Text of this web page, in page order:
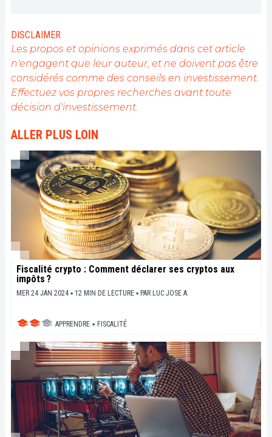
l'engagement de sensibiliser et d'informer le grand
public sur cet écosystème en constante évolution.
Mon objectif est de permettre à chacun de mieux
comprendre la blockchain et de saisir les
opportunités qu'elle offre. Je m'efforce chaque jour
de fournir une analyse objective de l'actualité, de
décrypter les tendances du marché, de relayer les
sociétaux de cette révolution en marche.
DISCLAIMER
Les propos et opinions exprimés dans cet article
n'engagent que leur auteur, et ne doivent pas être
considérés comme des conseils en investissement.
Effectuez vos propres recherches avant toute
décision d'investissement.
ALLER PLUS LOIN
Fiscalité crypto : Comment déclarer ses cryptos aux
impôts ?
MER 24 JAN 2024 ▪ 12 MIN DE LECTURE ▪ PAR LUC JOSE A.
APPRENDRE ▪ FISCALITÉ